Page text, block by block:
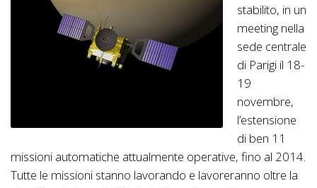
stabilito, in un
meeting nella
sede centrale
di Parigi il 18-
19
novembre,
l’estensione
di ben 11
missioni automatiche attualmente operative, fino al 2014.
Tutte le missioni stanno lavorando e lavoreranno oltre la